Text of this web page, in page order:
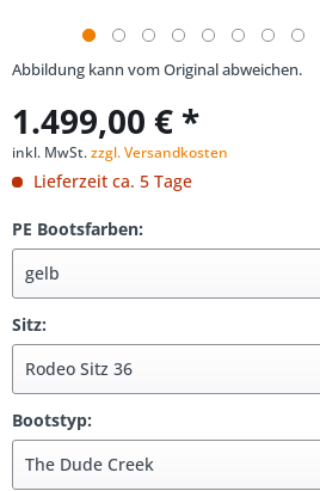
Abbildung kann vom Original abweichen.
1.499,00 € *
inkl. MwSt.zzgl. Versandkosten
Lieferzeit ca. 5 Tage
PE Bootsfarben:
Sitz:
Bootstyp: